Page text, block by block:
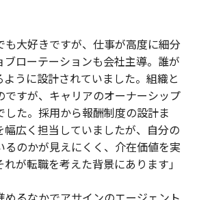
も大好きですが、仕事が高度に細分
ローテーションも会社主導。誰が
うに設計されていました。組織と
ですが、キャリアのオーナーシップ
した。採用から報酬制度の設計ま
幅広く担当していましたが、自分の
るのかが見えにくく、介在価値を実
が転職を考えた背景にあります」